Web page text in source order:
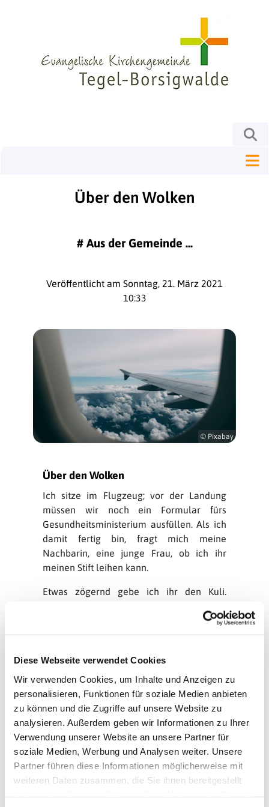
Diese Webseite verwendet Cookies
Wir verwenden Cookies, um Inhalte und Anzeigen zu
personalisieren, Funktionen für soziale Medien anbieten
zu können und die Zugriffe auf unsere Website zu
analysieren. Außerdem geben wir Informationen zu Ihrer
Verwendung unserer Website an unsere Partner für
soziale Medien, Werbung und Analysen weiter. Unsere
Partner führen diese Informationen möglicherweise mit
weiteren Daten zusammen, die Sie ihnen bereitgestellt
Über den Wolken
# Aus der Gemeinde ...
Veröffentlicht am Sonntag, 21. März 2021
10:33
© Pixabay
Über den Wolken
Ich sitze im Flugzeug; vor der Landung
müssen wir noch ein Formular fürs
Gesundheitsministerium ausfüllen. Als ich
damit fertig bin, fragt mich meine
Nachbarin, eine junge Frau, ob ich ihr
meinen Stift leihen kann.
Etwas zögernd gebe ich ihr den Kuli.
verleiht, leicht verloren, und es ist mein
Lieblingskuli. Ich muss unbedingt darauf
sie nimmt sich Zeit beim Ausfüllen, und ich
muss mich selbst immer wieder an die
Sache mit dem Kuli erinnern. Bald bin ich
genervt, dass ihre Langsamkeit mich dazu
zwingt, mich fortwährend unter Druck zu
setzen. Ich verspüre leisen Groll: Warum
gibt sie ihn nicht zurück, und zwar sofort?
Dann halte ich plötzlich inne. Ist das, was
ich da mache, wirklich nötig? Der Kuli ist